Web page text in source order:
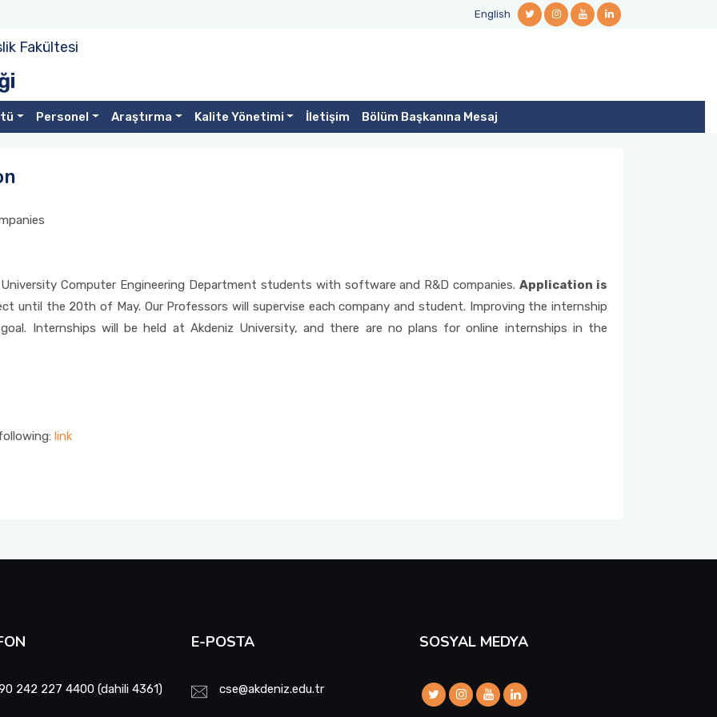
English
Fakültesi
Personel Araştırma Kalite Yönetimi İletişim Bölüm Başkanına Mesaj
Computer Engineering Department students with software and R&D companies.Application is
until the 20th of May. Our Professors will supervise each company and student. Improving the internship
Internships will be held at Akdeniz University, and there are no plans for online internships in the
link
242 227 4400 (dahili 4361)
E-POSTA
cse@akdeniz.edu.tr
SOSYAL MEDYA